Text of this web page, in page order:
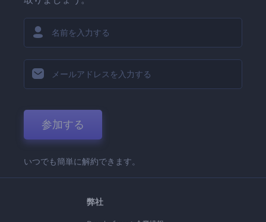
参加する
いつでも簡単に解約できます。
弊社